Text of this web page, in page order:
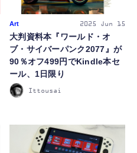
Art 2025 Jun 15
大判資料本『ワールド・オ
ブ・サイバーパンク2077』が
90％オフ499円でKindle本セ
ール、1日限り
Ittousai